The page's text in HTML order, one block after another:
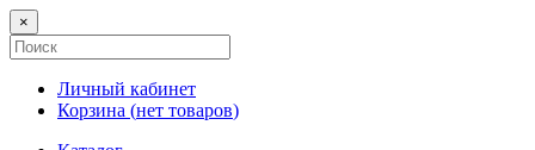
×
Личный кабинет
Корзина (нет товаров)